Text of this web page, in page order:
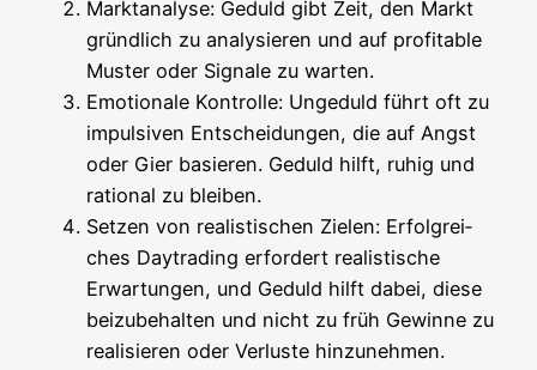
Markt­ana­ly­se: Geduld gibt Zeit, den Markt
gründ­lich zu ana­ly­sie­ren und auf pro­fi­ta­ble
Mus­ter oder Signa­le zu warten.
Emo­tio­na­le Kon­trol­le: Unge­duld führt oft zu
impul­si­ven Ent­schei­dun­gen, die auf Angst
oder Gier basie­ren. Geduld hilft, ruhig und
ratio­nal zu bleiben.
Set­zen von rea­lis­ti­schen Zie­len: Erfolg­rei­
ches Day­tra­ding erfor­dert rea­lis­ti­sche
Erwar­tun­gen, und Geduld hilft dabei, die­se
bei­zu­be­hal­ten und nicht zu früh Gewin­ne zu
rea­li­sie­ren oder Ver­lus­te hinzunehmen.